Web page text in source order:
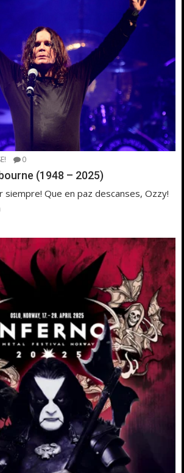
0
(1948 – 2025)
siempre! Que en paz descanses, Ozzy!